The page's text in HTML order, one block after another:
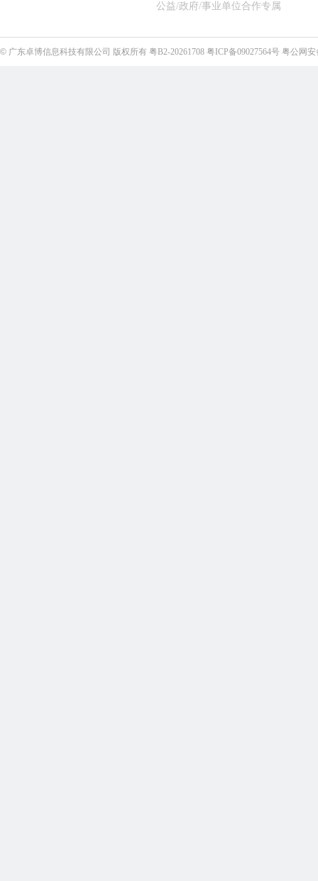
公益/政府/事业单位合作专属
© 广东卓博信息科技有限公司 版权所有 粤B2-20261708 粤ICP备09027564号 粤公网安